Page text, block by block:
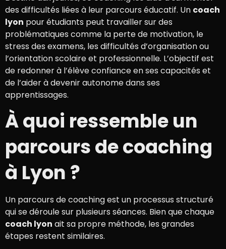
des difficultés liées à leur parcours éducatif. Un coach
lyon pour étudiants peut travailler sur des
problématiques comme la perte de motivation, le
stress des examens, les difficultés d’organisation ou
l’orientation scolaire et professionnelle. L’objectif est
de redonner à l’élève confiance en ses capacités et
de l’aider à devenir autonome dans ses
apprentissages.
À quoi ressemble un
parcours de coaching
à Lyon ?
Un parcours de coaching est un processus structuré
qui se déroule sur plusieurs séances. Bien que chaque
coach lyon ait sa propre méthode, les grandes
étapes restent similaires.